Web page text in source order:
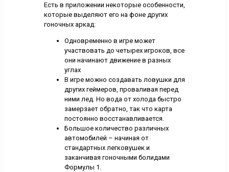
Есть в приложении некоторые особенности,
которые выделяют его на фоне других
гоночных аркад:
Одновременно в игре может
участвовать до четырех игроков, все
они начинают движение в разных
углах
В игре можно создавать ловушки для
других геймеров, проваливая перед
ними лед. Но вода от холода быстро
замерзает обратно, так что карта
постоянно восстанавливается.
Большое количество различных
автомобилей – начиная от
стандартных легковушек и
заканчивая гоночными болидами
Формулы 1.